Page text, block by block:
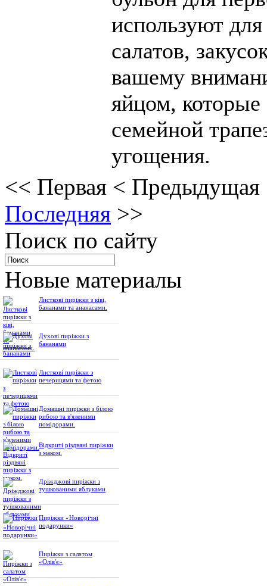
используют
салатов,
вашему
яйцом, которые
семейной
угощения.
<< Первая < Предыдущая
Последняя >>
Поиск по сайту
Новые материалы
Листкові пиріжки з ківі,
бананами та ананасами.
Духові пиріжки з
бананами
Листкові пиріжки з
печерицями та фетою
Домашні пиріжки з білою
рибою та в'яленими
помідорами.
Відкриті різдвяні пиріжки
з маком.
Дріжджові пиріжки з
тушкованими яблуками
Пиріжки «Новорічні
подарунки»
Пиріжки з салатом
«Олів'є»